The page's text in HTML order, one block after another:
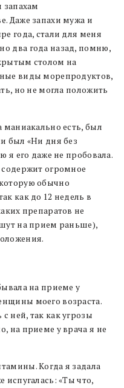
запахам
Даже запахи мужа и
года, стали для меня
два года назад, помню,
столом на
виды морепродуктов,
но не могла положить
маниакально есть, был
был «Ни дня без
я его даже не пробовала.
огромное
обычно
как до 12 недель в
препаратов не
на прием раньше),
на приеме у
моего возраста.
ней, так как угрозы
на приеме у врача я не
Когда я задала
испугалась: «Ты что,